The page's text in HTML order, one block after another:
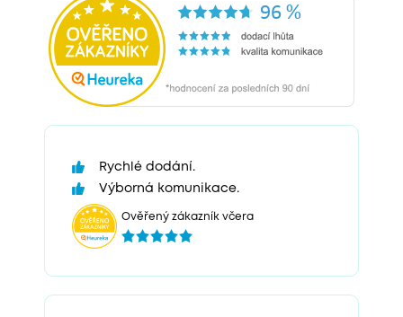
Rychlé dodání.
Výborná komunikace.
Ověřený zákazník včera